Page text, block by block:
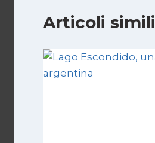
Articoli simili